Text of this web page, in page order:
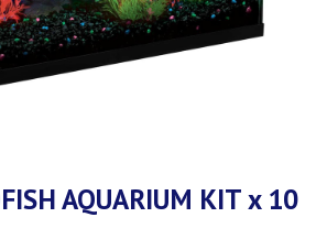
AQUARIUM KIT x 10